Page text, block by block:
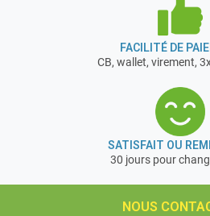
FACILITÉ DE
CB, wallet, virement,
SATISFAIT OU
30 jours pour
NOUS